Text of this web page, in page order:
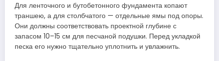
Для ленточного и бутобетонного фундамента копают
траншею, а для столбчатого — отдельные ямы под опоры.
Они должны соответствовать проектной глубине с
запасом 10–15 см для песчаной подушки. Перед укладкой
песка его нужно тщательно уплотнить и увлажнить.